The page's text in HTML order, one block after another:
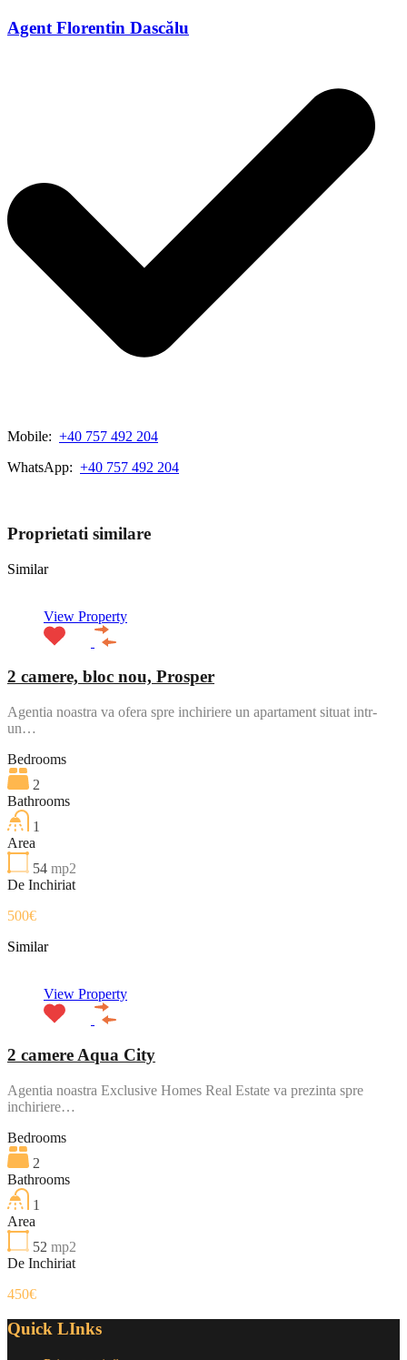
Agent Florentin Dascălu
Mobile: +40 757 492 204
WhatsApp: +40 757 492 204
Proprietati similare
Similar
View Property
2 camere, bloc nou, Prosper
Agentia noastra va ofera spre inchiriere un apartament situat intr-
un…
Bedrooms
2
Bathrooms
1
Area
54 mp2
De Inchiriat
500€
Similar
View Property
2 camere Aqua City
Agentia noastra Exclusive Homes Real Estate va prezinta spre
inchiriere…
Bedrooms
2
Bathrooms
1
Area
52 mp2
De Inchiriat
450€
Quick LInks